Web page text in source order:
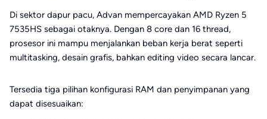
Di sektor dapur pacu, Advan mempercayakan AMD Ryzen 5
7535HS sebagai otaknya. Dengan 8 core dan 16 thread,
prosesor ini mampu menjalankan beban kerja berat seperti
multitasking, desain grafis, bahkan editing video secara lancar.
Tersedia tiga pilihan konfigurasi RAM dan penyimpanan yang
dapat disesuaikan: